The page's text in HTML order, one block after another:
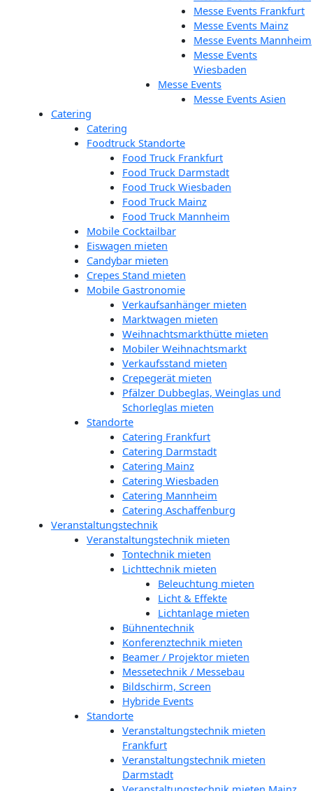
Messe Events Frankfurt
Messe Events Mainz
Messe Events Mannheim
Messe Events
Wiesbaden
Messe Events
Messe Events Asien
Catering
Catering
Foodtruck Standorte
Food Truck Frankfurt
Food Truck Darmstadt
Food Truck Wiesbaden
Food Truck Mainz
Food Truck Mannheim
Mobile Cocktailbar
Eiswagen mieten
Candybar mieten
Crepes Stand mieten
Mobile Gastronomie
Verkaufsanhänger mieten
Marktwagen mieten
Weihnachtsmarkthütte mieten
Mobiler Weihnachtsmarkt
Verkaufsstand mieten
Crepegerät mieten
Pfälzer Dubbeglas, Weinglas und
Schorleglas mieten
Standorte
Catering Frankfurt
Catering Darmstadt
Catering Mainz
Catering Wiesbaden
Catering Mannheim
Catering Aschaffenburg
Veranstaltungstechnik
Veranstaltungstechnik mieten
Tontechnik mieten
Lichttechnik mieten
Beleuchtung mieten
Licht & Effekte
Lichtanlage mieten
Bühnentechnik
Konferenztechnik mieten
Beamer / Projektor mieten
Messetechnik / Messebau
Bildschirm, Screen
Hybride Events
Standorte
Veranstaltungstechnik mieten
Frankfurt
Veranstaltungstechnik mieten
Darmstadt